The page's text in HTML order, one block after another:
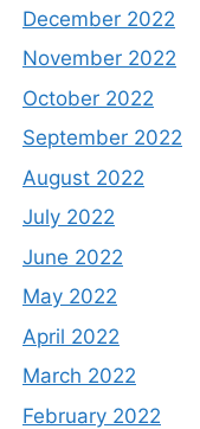
December 2022
November 2022
October 2022
September 2022
August 2022
July 2022
June 2022
May 2022
April 2022
March 2022
February 2022